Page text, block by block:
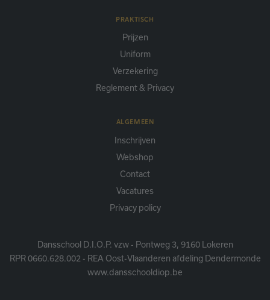
PRAKTISCH
Prijzen
Uniform
Verzekering
Reglement & Privacy
ALGEMEEN
Inschrijven
Webshop
Contact
Vacatures
Privacy policy
Dansschool D.I.O.P. vzw - Pontweg 3, 9160 Lokeren
RPR 0660.628.002 - REA Oost-Vlaanderen afdeling Dendermonde
www.dansschooldiop.be